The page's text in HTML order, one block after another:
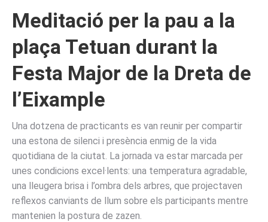
Meditació per la pau a la
plaça Tetuan durant la
Festa Major de la Dreta de
l’Eixample
Una dotzena de practicants es van reunir per compartir
una estona de silenci i presència enmig de la vida
quotidiana de la ciutat. La jornada va estar marcada per
unes condicions excel·lents: una temperatura agradable,
una lleugera brisa i l’ombra dels arbres, que projectaven
reflexos canviants de llum sobre els participants mentre
mantenien la postura de zazen.